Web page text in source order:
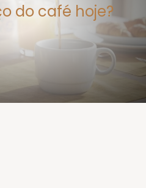
do café hoje?